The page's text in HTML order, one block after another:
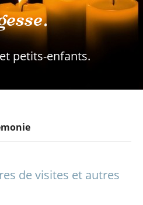
petits-enfants.
de visites et autres